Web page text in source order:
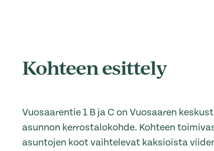
Kohteen esittely
Vuosaarentie 1 B ja C on Vuosaaren
asunnon kerrostalokohde. Kohteen
asuntojen koot vaihtelevat kaksioista